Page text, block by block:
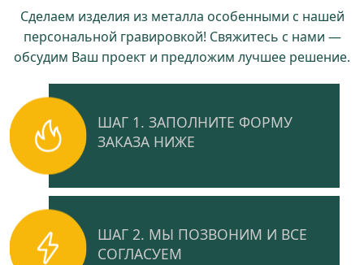
Сделаем изделия из металла особенными с нашей
персональной гравировкой! Свяжитесь с нами —
обсудим Ваш проект и предложим лучшее решение.
ШАГ 1. ЗАПОЛНИТЕ ФОРМУ
ЗАКАЗА НИЖЕ
ШАГ 2. МЫ ПОЗВОНИМ И ВСЕ
СОГЛАСУЕМ